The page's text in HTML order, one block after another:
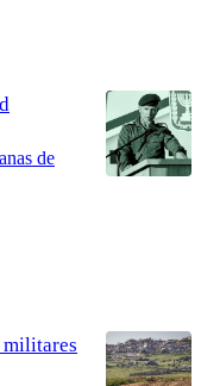
de